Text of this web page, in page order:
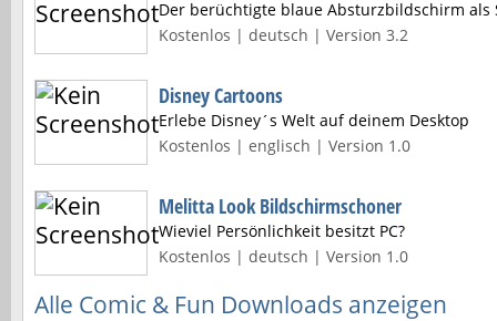
Der berüchtigte blaue Absturzbildschirm als
Kostenlos | deutsch | Version 3.2
Disney Cartoons
Erlebe Disney´s Welt auf deinem Desktop
Kostenlos | englisch | Version 1.0
Melitta Look Bildschirmschoner
Wieviel Persönlichkeit besitzt PC?
Kostenlos | deutsch | Version 1.0
Alle Comic & Fun Downloads anzeigen